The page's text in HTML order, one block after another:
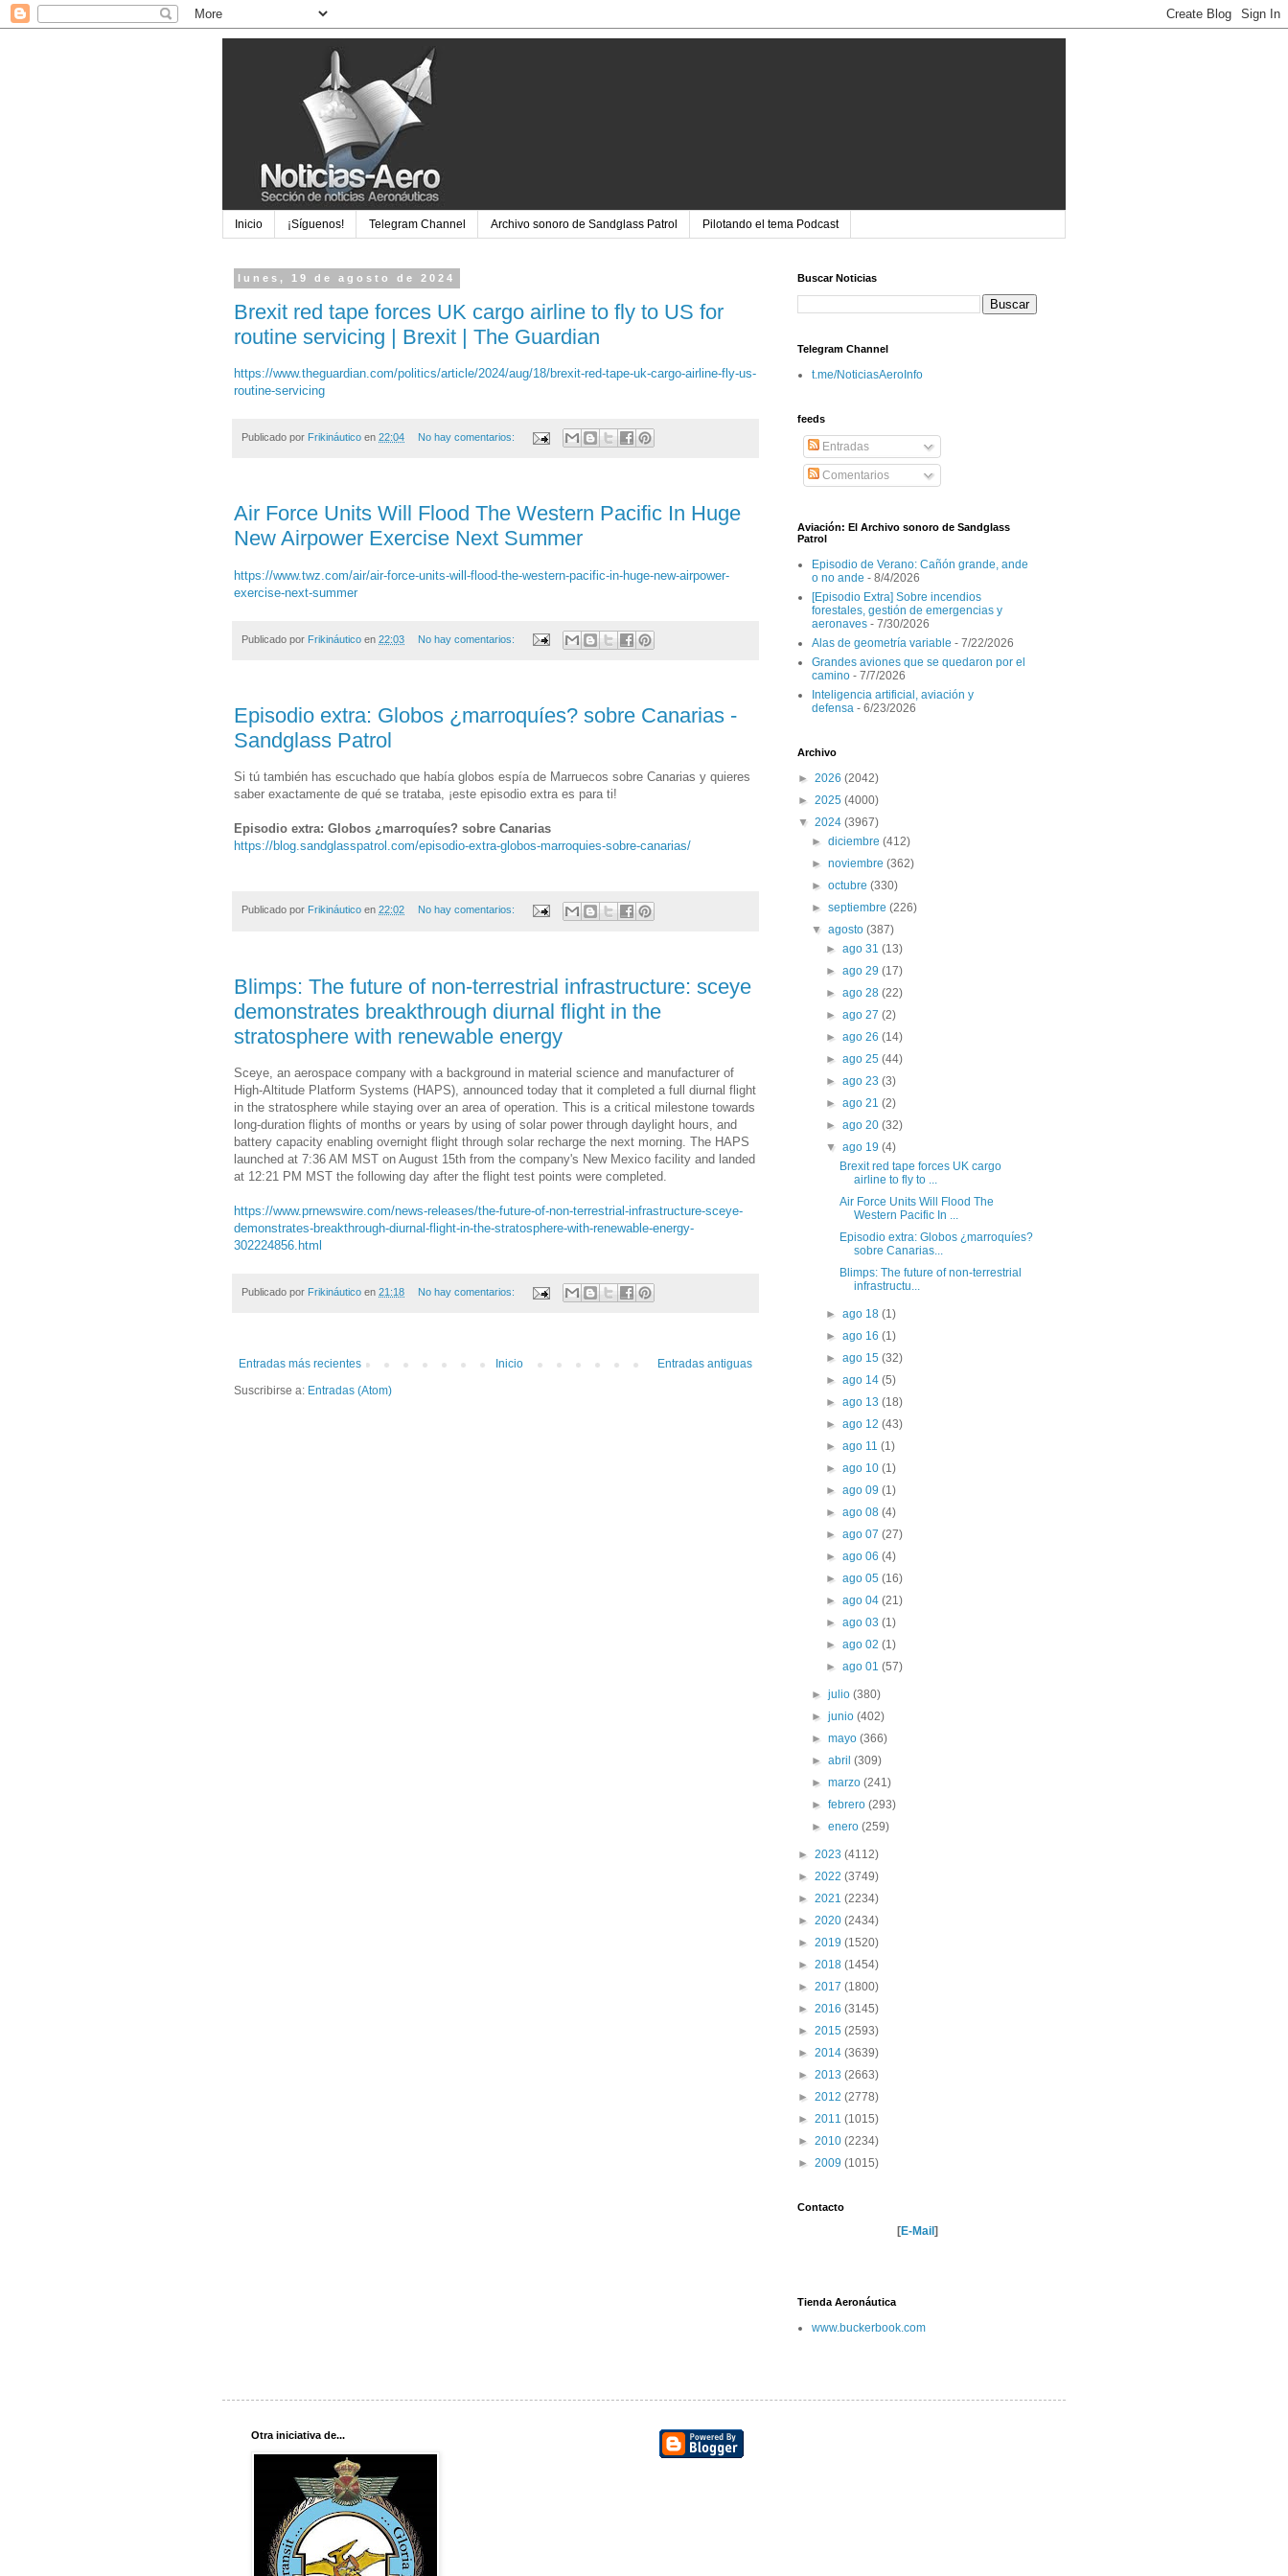
Inicio ¡Síguenos! Telegram Channel Archivo sonoro de Sandglass Patrol Pilotando el tema Podcast
lunes, 19 de agosto de 2024
Brexit red tape forces UK cargo airline to fly to US for
routine servicing | Brexit | The Guardian
https://www.theguardian.com/politics/article/2024/aug/18/brexit-red-tape-uk-cargo-airline-fly-us-
routine-servicing
Publicado por Frikináutico en 22:04 No hay comentarios:
Air Force Units Will Flood The Western Pacific In Huge
New Airpower Exercise Next Summer
https://www.twz.com/air/air-force-units-will-flood-the-western-pacific-in-huge-new-airpower-
exercise-next-summer
Publicado por Frikináutico en 22:03 No hay comentarios:
Episodio extra: Globos ¿marroquíes? sobre Canarias -
Sandglass Patrol
Si tú también has escuchado que había globos espía de Marruecos sobre Canarias y quieres
saber exactamente de qué se trataba, ¡este episodio extra es para ti!
Episodio extra: Globos ¿marroquíes? sobre Canarias
https://blog.sandglasspatrol.com/episodio-extra-globos-marroquies-sobre-canarias/
Publicado por Frikináutico en 22:02 No hay comentarios:
Blimps: The future of non-terrestrial infrastructure: sceye
demonstrates breakthrough diurnal flight in the
stratosphere with renewable energy
Sceye, an aerospace company with a background in material science and manufacturer of
High-Altitude Platform Systems (HAPS), announced today that it completed a full diurnal flight
in the stratosphere while staying over an area of operation. This is a critical milestone towards
long-duration flights of months or years by using of solar power through daylight hours, and
battery capacity enabling overnight flight through solar recharge the next morning. The HAPS
launched at 7:36 AM MST on August 15th from the company's New Mexico facility and landed
at 12:21 PM MST the following day after the flight test points were completed.
https://www.prnewswire.com/news-releases/the-future-of-non-terrestrial-infrastructure-sceye-
demonstrates-breakthrough-diurnal-flight-in-the-stratosphere-with-renewable-energy-
302224856.html
Publicado por Frikináutico en 21:18 No hay comentarios:
Entradas más recientes Entradas antiguas
Inicio
Suscribirse a: Entradas (Atom)
Buscar Noticias
Telegram Channel
t.me/NoticiasAeroInfo
feeds
Entradas
Comentarios
Aviación: El Archivo sonoro de Sandglass
Patrol
Episodio de Verano: Cañón grande, ande
o no ande - 8/4/2026
[Episodio Extra] Sobre incendios
forestales, gestión de emergencias y
aeronaves - 7/30/2026
Alas de geometría variable - 7/22/2026
Grandes aviones que se quedaron por el
camino - 7/7/2026
Inteligencia artificial, aviación y
defensa - 6/23/2026
Archivo
► 2026 (2042)
► 2025 (4000)
▼ 2024 (3967)
►diciembre(412)
►noviembre(362)
►octubre(330)
►septiembre(226)
▼agosto(387)
► ago 31 (13)
► ago 29 (17)
► ago 28 (22)
► ago 27 (2)
► ago 26 (14)
► ago 25 (44)
► ago 23 (3)
► ago 21 (2)
► ago 20 (32)
▼ ago 19 (4)
Brexit red tape forces UK cargo
airline to fly to ...
Air Force Units Will Flood The
Western Pacific In ...
Episodio extra: Globos ¿marroquíes?
sobre Canarias...
Blimps: The future of non-terrestrial
infrastructu...
► ago 18 (1)
► ago 16 (1)
► ago 15 (32)
► ago 14 (5)
► ago 13 (18)
► ago 12 (43)
► ago 11 (1)
► ago 10 (1)
► ago 09 (1)
► ago 08 (4)
► ago 07 (27)
► ago 06 (4)
► ago 05 (16)
► ago 04 (21)
► ago 03 (1)
► ago 02 (1)
► ago 01 (57)
►julio(380)
►junio(402)
►mayo(366)
►abril(309)
►marzo(241)
►febrero(293)
►enero(259)
► 2023 (4112)
► 2022 (3749)
► 2021 (2234)
► 2020 (2434)
► 2019 (1520)
► 2018 (1454)
► 2017 (1800)
► 2016 (3145)
► 2015 (2593)
► 2014 (3639)
► 2013 (2663)
► 2012 (2778)
► 2011 (1015)
► 2010 (2234)
► 2009 (1015)
Contacto
[E-Mail ]
Tienda Aeronáutica
www.buckerbook.com
Otra iniciativa de...